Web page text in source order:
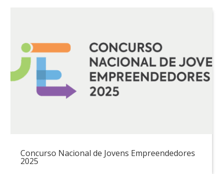
Concurso Nacional de Jovens Empreendedores
2025